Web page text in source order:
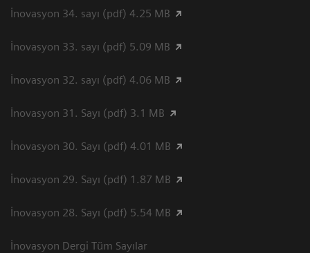
İnovasyon 34. sayı (pdf) 4.25 MB
İnovasyon 33. sayı (pdf) 5.09 MB
İnovasyon 32. sayı (pdf) 4.06 MB
İnovasyon 31. Sayı (pdf) 3.1 MB
İnovasyon 30. Sayı (pdf) 4.01 MB
İnovasyon 29. Sayı (pdf) 1.87 MB
İnovasyon 28. Sayı (pdf) 5.54 MB
İnovasyon Dergi Tüm Sayılar